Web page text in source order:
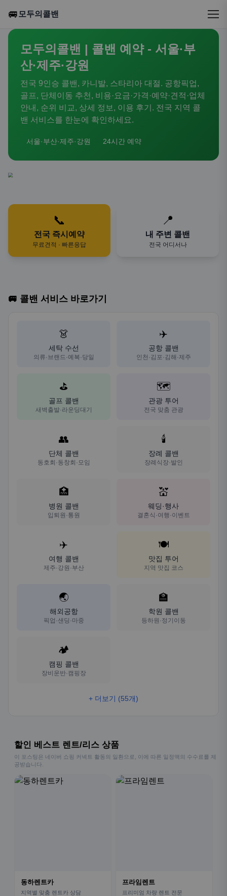
🚐 모두의콜밴
모두의콜밴 | 콜밴 예약 - 서울·부
산·제주·강원
전국 9인승 콜밴, 카니발, 스타리아 대절. 공항픽업,
골프, 단체이동 추천, 비용·요금·가격·예약·견적·업체
안내, 순위 비교, 상세 정보, 이용 후기. 전국 지역 콜
밴 서비스를 한눈에 확인하세요.
서울·부산·제주·강원 24시간 예약
📞
전국 즉시예약
무료견적 · 빠른응답
📍
내 주변 콜밴
전국 어디서나
🚐 콜밴 서비스 바로가기
👗
세탁 수선
의류·브랜드·예복·당일
✈️
공항 콜밴
인천·김포·김해·제주
⛳
골프 콜밴
새벽출발·라운딩대기
🗺️
관광 투어
전국 맞춤 관광
👥
단체 콜밴
동호회·동창회·모임
🕯️
장례 콜밴
장례식장·발인
🏥
병원 콜밴
입퇴원·통원
💒
웨딩·행사
결혼식·여행·이벤트
✈️
여행 콜밴
제주·강원·부산
🍽️
맛집 투어
지역 맛집 코스
🌏
해외공항
픽업·샌딩·마중
🏫
학원 콜밴
등하원·정기이동
🏕️
캠핑 콜밴
장비운반·캠핑장
+ 더보기 (55개)
할인 베스트 렌트/리스 상품
이 포스팅은 네이버 쇼핑 커넥트 활동의 일환으로, 이에 따른 일정액의 수수료를 제
공받습니다.
동하렌트카
지역별 맞춤 렌트카 상담
프라임렌트
프리미엄 차량 렌트 전문